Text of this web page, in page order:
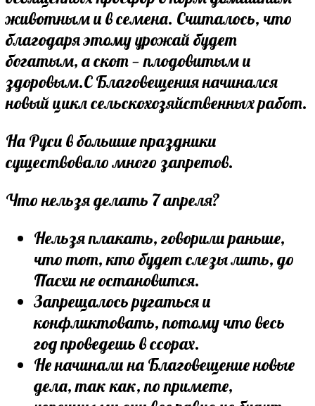
животным и в семена. Считалось, что
благодаря этому урожай будет
богатым, а скот — плодовитым и
здоровым.С Благовещения начинался
новый цикл сельскохозяйственных работ.
На Руси в большие праздники
существовало много запретов.
Что нельзя делать 7 апреля?
Нельзя плакать, говорили раньше,
что тот, кто будет слезы лить, до
Пасхи не остановится.
Запрещалось ругаться и
конфликтовать, потому что весь
год проведешь в ссорах.
Не начинали на Благовещение новые
дела, так как, по примете,